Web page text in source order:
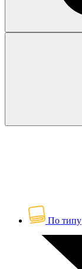
По типу